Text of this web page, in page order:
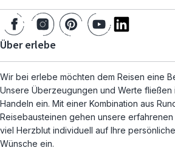
Über erlebe
Wir bei erlebe möchten dem Reisen eine
Unsere Überzeugungen und Werte fließen
Handeln ein. Mit einer Kombination aus
Reisebausteinen gehen unsere
viel Herzblut individuell auf Ihre
Wünsche ein.